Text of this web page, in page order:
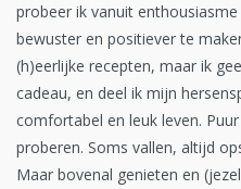
probeer ik vanuit
bewuster en positiever te
(h)eerlijke recepten, maar ik
cadeau, en deel ik mijn
comfortabel en leuk leven.
proberen. Soms vallen, altijd
Maar bovenal genieten en